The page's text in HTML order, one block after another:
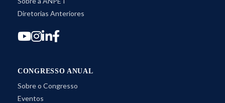
Diretorias Anteriores
CONGRESSO ANUAL
Sobre o Congresso
Eventos